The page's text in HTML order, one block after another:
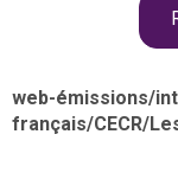
web-émissions/
français/CECR/